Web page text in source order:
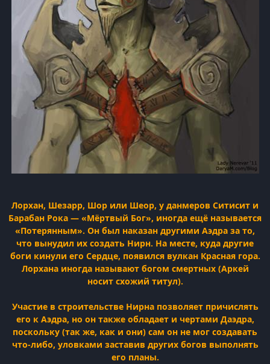
Лорхан, Шезарр, Шор или Шеор, у данмеров Ситисит и
Барабан Рока — «Мёртвый Бог», иногда ещё называется
«Потерянным». Он был наказан другими Аэдра за то,
что вынудил их создать Нирн. На месте, куда другие
боги кинули его Сердце, появился вулкан Красная гора.
Лорхана иногда называют богом смертных (Аркей
носит схожий титул).
Участие в строительстве Нирна позволяет причислять
его к Аэдра, но он также обладает и чертами Даэдра,
поскольку (так же, как и они) сам он не мог создавать
что-либо, уловками заставив других богов выполнять
его планы.